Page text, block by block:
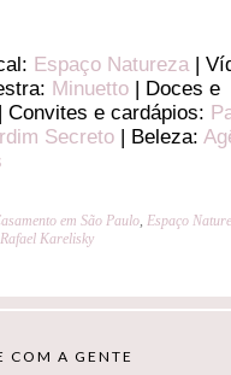
Espaço Natureza|
Minuetto | Doces e
| Convites e cardápios:
Secreto | Beleza:
em São Paulo, Espaço
Rafael Karelisky
COM A GENTE